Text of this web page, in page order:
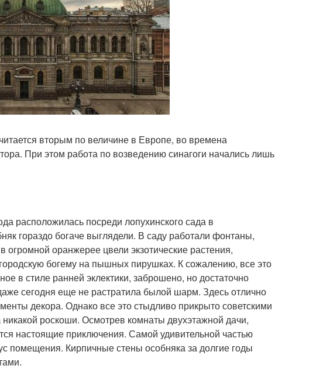
вторым по величине в Европе, во времена
При этом работа по возведению синагоги начались лишь
расположилась посреди лопухинского сада в
гораздо богаче выглядели. В саду работали фонтаны,
оранжерее цвели экзотические растения,
богему на пышных пирушках. К сожалению, все это
в стиле ранней эклектики, заброшено, но достаточно
сегодня еще не растратила былой шарм. Здесь отлично
декора. Однако все это стыдливо прикрыто советскими
роскоши. Осмотрев комнаты двухэтажной дачи,
настоящие приключения. Самой удивительной частью
помещения. Кирпичные стены особняка за долгие годы